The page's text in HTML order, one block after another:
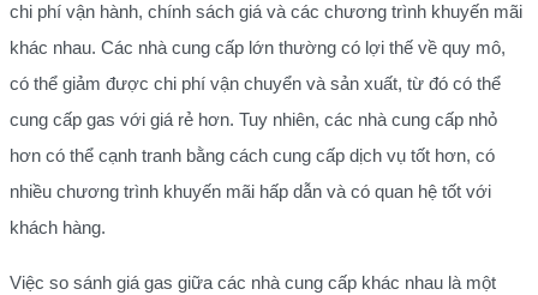
chi phí vận hành, chính sách giá và các chương trình khuyến mãi
khác nhau. Các nhà cung cấp lớn thường có lợi thế về quy mô,
có thể giảm được chi phí vận chuyển và sản xuất, từ đó có thể
cung cấp gas với giá rẻ hơn. Tuy nhiên, các nhà cung cấp nhỏ
hơn có thể cạnh tranh bằng cách cung cấp dịch vụ tốt hơn, có
nhiều chương trình khuyến mãi hấp dẫn và có quan hệ tốt với
khách hàng.
Việc so sánh giá gas giữa các nhà cung cấp khác nhau là một